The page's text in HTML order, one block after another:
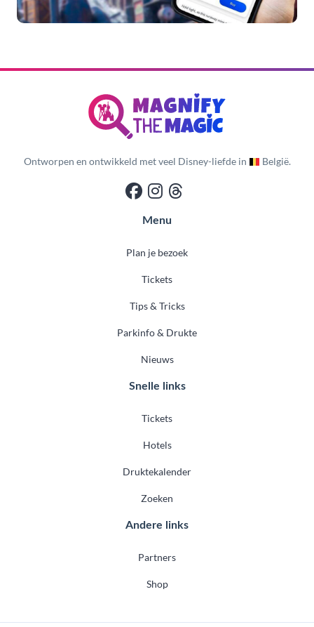
Ontworpen en ontwikkeld met veel Disney-liefde in België.
Menu
Plan je bezoek
Tickets
Tips & Tricks
Parkinfo & Drukte
Nieuws
Snelle links
Tickets
Hotels
Druktekalender
Zoeken
Andere links
Partners
Shop